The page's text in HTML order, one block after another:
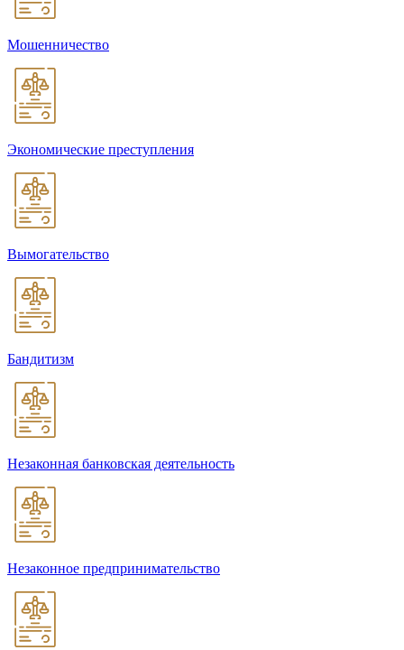
Мошенничество
Экономические преступления
Вымогательство
Бандитизм
Незаконная банковская деятельность
Незаконное предпринимательство